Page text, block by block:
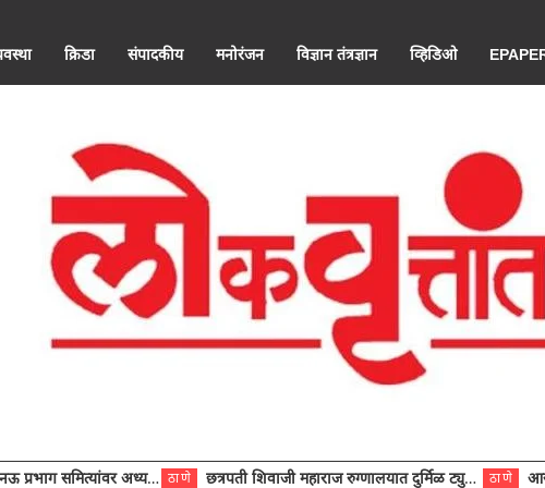
क्रिडा संपादकीय मनोरंजन विज्ञान तंत्रज्ञान व्हिडिओ
समित्यांवर अध्यक्ष विराजमान ठाणे छत्रपती शिवाजी महाराज रुग्णालयात दुर्मिळ ट्युमरची यशस्वी शस्त्रक्रिया ठाणे आरोग्य